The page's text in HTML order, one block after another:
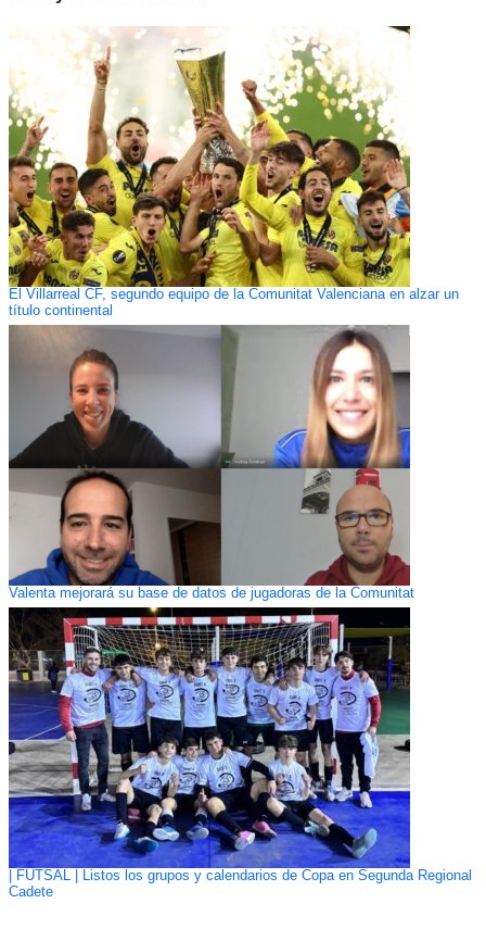
El Villarreal CF, segundo equipo de la Comunitat Valenciana en alzar un
título continental
Valenta mejorará su base de datos de jugadoras de la Comunitat
| FUTSAL | Listos los grupos y calendarios de Copa en Segunda Regional
Cadete